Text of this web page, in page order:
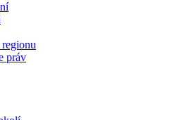
práv